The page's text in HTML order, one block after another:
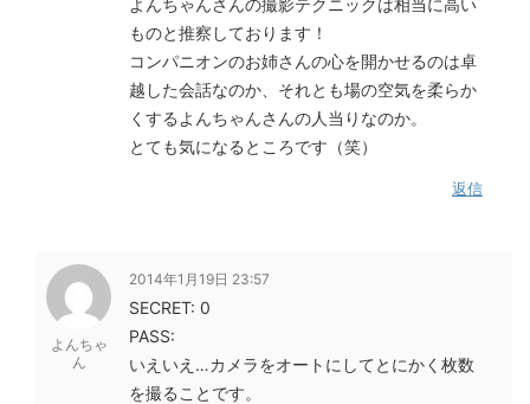
よんちゃんさんの撮影テクニックは相当に高い
ものと推察しております！
コンパニオンのお姉さんの心を開かせるのは卓
越した会話なのか、それとも場の空気を柔らか
くするよんちゃんさんの人当りなのか。
とても気になるところです（笑）
返信
よんちゃ
ん
2014年1月19日 23:57
SECRET: 0
PASS:
いえいえ…カメラをオートにしてとにかく枚数
を撮ることです。